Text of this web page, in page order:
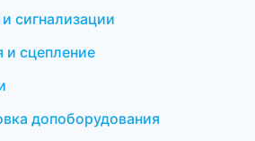
сигнализации
и сцепление
допоборудования